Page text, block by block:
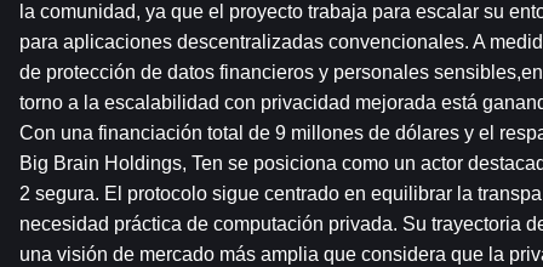
la comunidad, ya que el proyecto trabaja para escalar su
para aplicaciones descentralizadas convencionales. A
de protección de datos financieros y personales
torno a la escalabilidad con privacidad mejorada está
Con una financiación total de 9 millones de dólares y el
Big Brain Holdings, Ten se posiciona como un actor
2 segura. El protocolo sigue centrado en equilibrar la
necesidad práctica de computación privada. Su trayectoria
una visión de mercado más amplia que considera que la